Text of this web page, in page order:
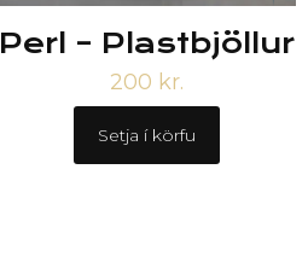
Perl – Plastbjöllur
200 kr.
Setja í körfu